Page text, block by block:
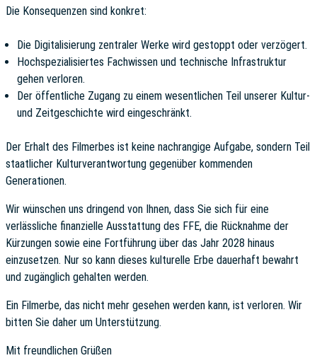
Die Konsequenzen sind konkret:
Die Digitalisierung zentraler Werke wird gestoppt oder verzögert.
Hochspezialisiertes Fachwissen und technische Infrastruktur
gehen verloren.
Der öffentliche Zugang zu einem wesentlichen Teil unserer Kultur-
und Zeitgeschichte wird eingeschränkt.
Der Erhalt des Filmerbes ist keine nachrangige Aufgabe, sondern Teil
staatlicher Kulturverantwortung gegenüber kommenden
Generationen.
Wir wünschen uns dringend von Ihnen, dass Sie sich für eine
verlässliche finanzielle Ausstattung des FFE, die Rücknahme der
Kürzungen sowie eine Fortführung über das Jahr 2028 hinaus
einzusetzen. Nur so kann dieses kulturelle Erbe dauerhaft bewahrt
und zugänglich gehalten werden.
Ein Filmerbe, das nicht mehr gesehen werden kann, ist verloren. Wir
bitten Sie daher um Unterstützung.
Mit freundlichen Grüßen